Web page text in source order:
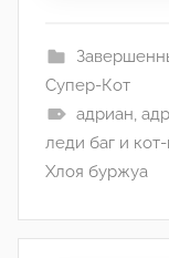
Супер-Кот
адриан,
леди баг и
Хлоя буржуа